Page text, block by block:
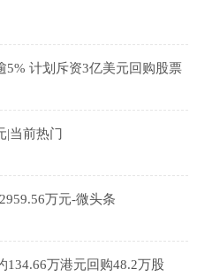
5% 计划斥资3亿美元回购股票
|当前热门
万元-微头条
134.66万港元回购48.2万股